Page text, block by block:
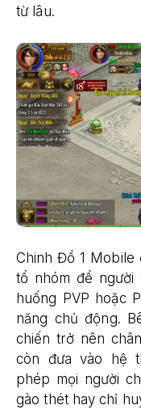
từ lâu.
Chinh Đồ 1 Mobile
tổ nhóm để người
huống PVP hoặc
năng chủ động.
chiến trở nên
còn đưa vào hệ
phép mọi người
gào thét hay chỉ